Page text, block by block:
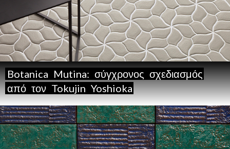
Botanica Mutina: σύγχρονος σχεδιασμός
από τον Tokujin Yoshioka